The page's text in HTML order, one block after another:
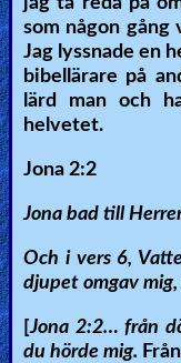
som någon gång
Jag lyssnade en
bibellärare på
lärd man och
helvetet.
Jona 2:2
Jona bad till
Och i vers 6,
djupet omgav
[Jona 2:2… från
du hörde mig.